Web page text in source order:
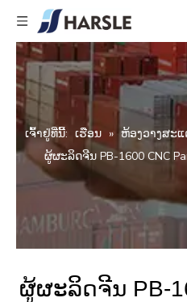
ເຈົ້າ​ຢູ່​ທີ່​ນີ້: ເຮືອນ » ຫ້ອງວາງສະແ
ຜູ້ຜະລິດຈີນ PB-1600 CNC
ຜູ້ຜະລິດຈີນ PB-